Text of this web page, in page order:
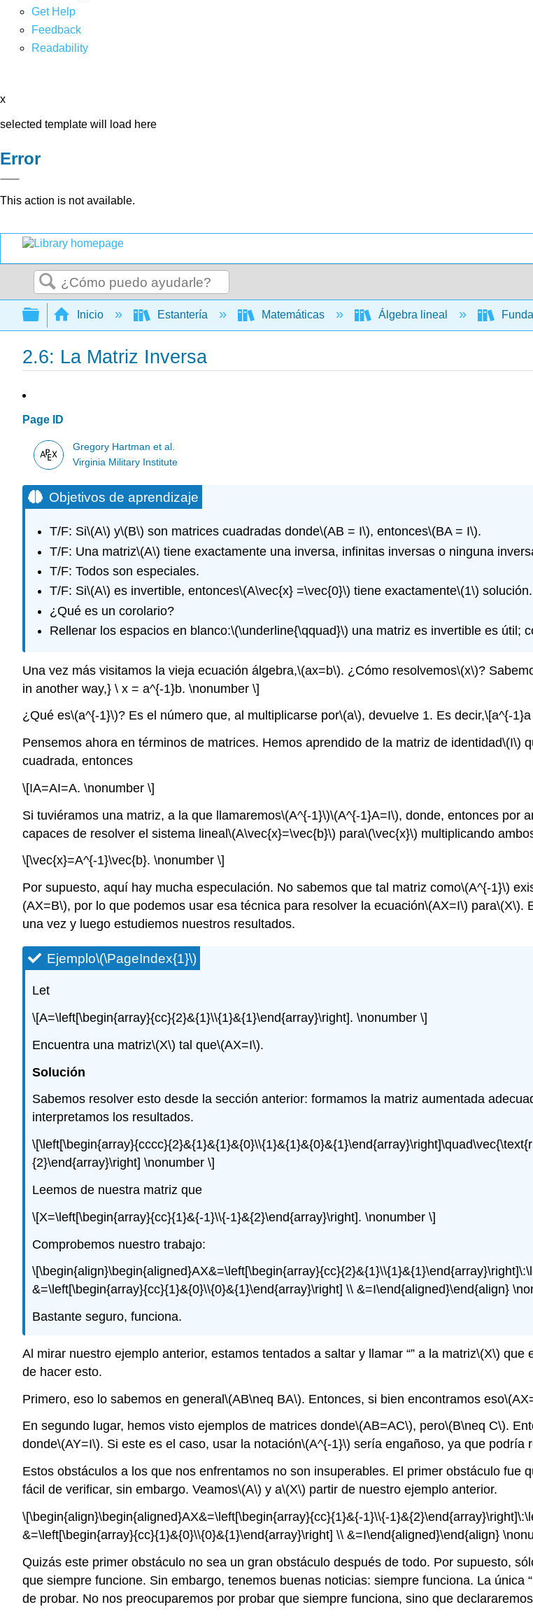
Get Help
Feedback
Readability
x
selected template will load here
Error
This action is not available.
Buscar
Expandir/contraer jerarquía global
Inicio Estantería Matemáticas Álgebra lineal
2.6: La Matriz Inversa
Page ID
Gregory Hartman et al.
Virginia Military Institute
Objetivos de aprendizaje
T/F: Si\(A\) y\(B\) son matrices cuadradas donde\(AB = I\), entonces\(BA = I\).
T/F: Una matriz\(A\) tiene exactamente una inversa, infinitas inversas o ninguna
T/F: Todos son especiales.
T/F: Si\(A\) es invertible, entonces\(A\vec{x} =\vec{0}\) tiene exactamente\(1\) solución.
¿Qué es un corolario?
Rellenar los espacios en blanco:\(\underline{\qquad}\) una matriz es invertible es útil;
Una vez más visitamos la vieja ecuación álgebra,\(ax=b\). ¿Cómo resolvemos\(x\)?
in another way,} \ x = a^{-1}b. \nonumber \]
¿Qué es\(a^{-1}\)? Es el número que, al multiplicarse por\(a\), devuelve 1. Es decir,\[a^{-
Pensemos ahora en términos de matrices. Hemos aprendido de la matriz de identidad\(I\)
cuadrada, entonces
\[IA=AI=A. \nonumber \]
Si tuviéramos una matriz, a la que llamaremos\(A^{-1}\)\(A^{-1}A=I\), donde, entonces por
capaces de resolver el sistema lineal\(A\vec{x}=\vec{b}\) para\(\vec{x}\) multiplicando
\[\vec{x}=A^{-1}\vec{b}. \nonumber \]
Por supuesto, aquí hay mucha especulación. No sabemos que tal matriz como\(A^{-1}\)
(AX=B\), por lo que podemos usar esa técnica para resolver la ecuación\(AX=I\) para\(X\).
una vez y luego estudiemos nuestros resultados.
Ejemplo\(\PageIndex{1}\)
Let
\[A=\left[\begin{array}{cc}{2}&{1}\\{1}&{1}\end{array}\right]. \nonumber \]
Encuentra una matriz\(X\) tal que\(AX=I\).
Solución
Sabemos resolver esto desde la sección anterior: formamos la matriz aumentada
interpretamos los resultados.
{2}\end{array}\right] \nonumber \]
Leemos de nuestra matriz que
\[X=\left[\begin{array}{cc}{1}&{-1}\\{-1}&{2}\end{array}\right]. \nonumber \]
Comprobemos nuestro trabajo:
&=\left[\begin{array}{cc}{1}&{0}\\{0}&{1}\end{array}\right] \\ &=I\end{aligned}\end{align}
Bastante seguro, funciona.
Al mirar nuestro ejemplo anterior, estamos tentados a saltar y llamar “” a la matriz\(X\) que
de hacer esto.
Primero, eso lo sabemos en general\(AB\neq BA\). Entonces, si bien encontramos eso
En segundo lugar, hemos visto ejemplos de matrices donde\(AB=AC\), pero\(B\neq C\).
donde\(AY=I\). Si este es el caso, usar la notación\(A^{-1}\) sería engañoso, ya que podría
Estos obstáculos a los que nos enfrentamos no son insuperables. El primer obstáculo fue
fácil de verificar, sin embargo. Veamos\(A\) y a\(X\) partir de nuestro ejemplo anterior.
\[\begin{align}\begin{aligned}AX&=\left[\begin{array}{cc}{1}&{-1}\\{-
&=\left[\begin{array}{cc}{1}&{0}\\{0}&{1}\end{array}\right] \\ &=I\end{aligned}\end{align}
Quizás este primer obstáculo no sea un gran obstáculo después de todo. Por supuesto,
que siempre funcione. Sin embargo, tenemos buenas noticias: siempre funciona. La
de probar. No nos preocuparemos por probar que siempre funciona, sino que